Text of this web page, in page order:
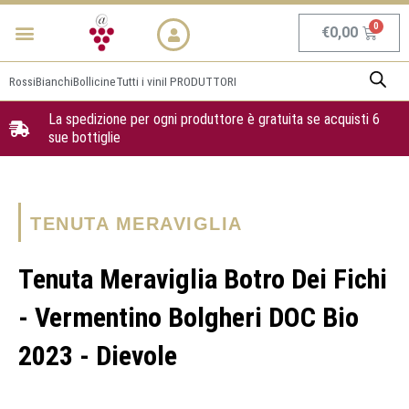
Vai
Menu €0,00
RossiBianchiBollicineTutti i viniI PRODUTTORI
La spedizione per ogni produttore è gratuita se acquisti 6
sue bottiglie
TENUTA MERAVIGLIA
Tenuta Meraviglia Botro Dei Fichi
- Vermentino Bolgheri DOC Bio
2023 - Dievole